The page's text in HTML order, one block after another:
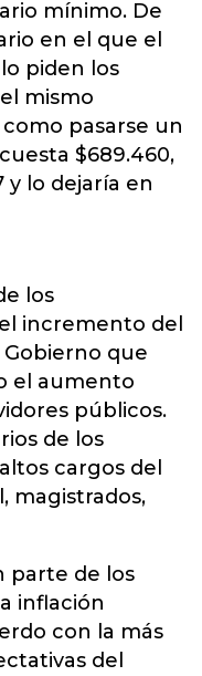
mínimo. De
en el que el
piden los
mismo
pasarse un
$689.460,
y lo dejaría en
los
incremento del
que
el aumento
públicos.
de los
cargos del
magistrados,
parte de los
inflación
con la más
del